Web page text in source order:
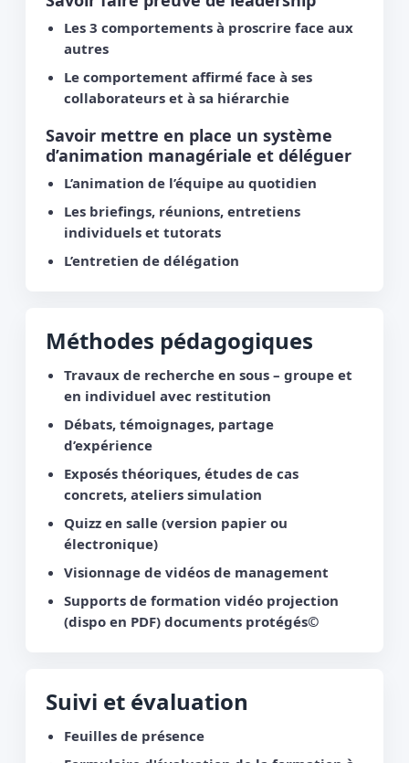
Les 3 comportements à proscrire face aux
autres
Le comportement affirmé face à ses
collaborateurs et à sa hiérarchie
Savoir mettre en place un système
d’animation managériale et déléguer
L’animation de l’équipe au quotidien
Les briefings, réunions, entretiens
individuels et tutorats
L’entretien de délégation
Méthodes pédagogiques
Travaux de recherche en sous – groupe et
en individuel avec restitution
Débats, témoignages, partage
d’expérience
Exposés théoriques, études de cas
concrets, ateliers simulation
Quizz en salle (version papier ou
électronique)
Visionnage de vidéos de management
Supports de formation vidéo projection
(dispo en PDF) documents protégés©
Suivi et évaluation
Feuilles de présence